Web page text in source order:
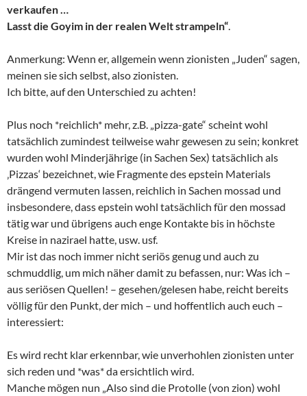
verkaufen …
Lasst die Goyim in der realen Welt strampeln“.
Anmerkung: Wenn er, allgemein wenn zionisten „Juden“ sagen,
meinen sie sich selbst, also zionisten.
Ich bitte, auf den Unterschied zu achten!
Plus noch *reichlich* mehr, z.B. „pizza-gate“ scheint wohl
tatsächlich zumindest teilweise wahr gewesen zu sein; konkret
wurden wohl Minderjährige (in Sachen Sex) tatsächlich als
‚Pizzas‘ bezeichnet, wie Fragmente des epstein Materials
drängend vermuten lassen, reichlich in Sachen mossad und
insbesondere, dass epstein wohl tatsächlich für den mossad
tätig war und übrigens auch enge Kontakte bis in höchste
Kreise in nazirael hatte, usw. usf.
Mir ist das noch immer nicht seriös genug und auch zu
schmuddlig, um mich näher damit zu befassen, nur: Was ich –
aus seriösen Quellen! – gesehen/gelesen habe, reicht bereits
völlig für den Punkt, der mich – und hoffentlich auch euch –
interessiert:
Es wird recht klar erkennbar, wie unverhohlen zionisten unter
sich reden und *was* da ersichtlich wird.
Manche mögen nun „Also sind die Protolle (von zion) wohl